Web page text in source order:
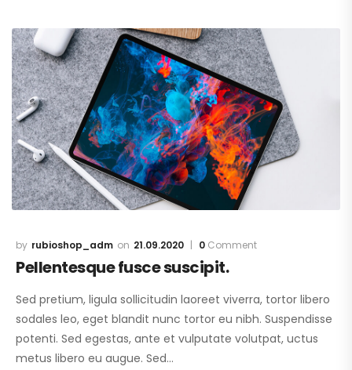
rubioshop_adm 21.09.2020 0 Comment
Pellentesque fusce suscipit.
Sed pretium, ligula sollicitudin laoreet viverra, tortor libero
sodales leo, eget blandit nunc tortor eu nibh. Suspendisse
potenti. Sed egestas, ante et vulputate volutpat, uctus
metus libero eu augue. Sed…